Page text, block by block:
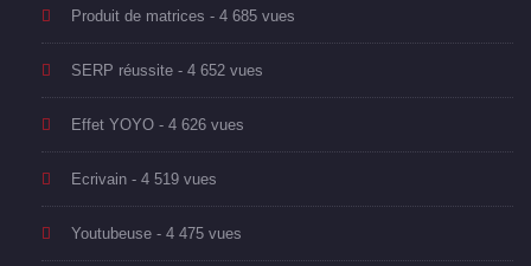
Produit de matrices - 4 685 vues
SERP réussite - 4 652 vues
Effet YOYO - 4 626 vues
Ecrivain - 4 519 vues
Youtubeuse - 4 475 vues